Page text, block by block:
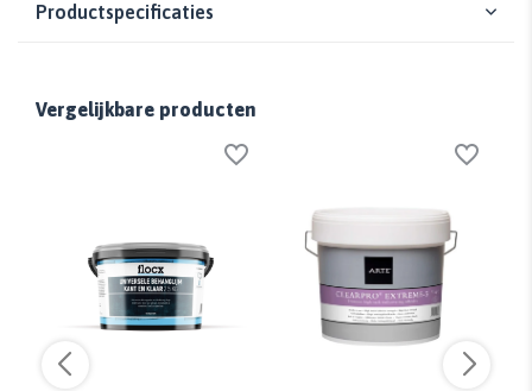
Productspecificaties
Vergelijkbare producten